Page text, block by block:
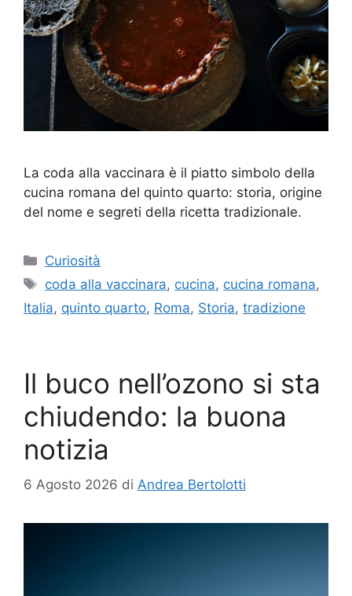
La coda alla vaccinara è il piatto simbolo della
cucina romana del quinto quarto: storia, origine
del nome e segreti della ricetta tradizionale.
Categorie
Curiosità
Tag
coda alla vaccinara, cucina, cucina romana,
Italia, quinto quarto, Roma, Storia, tradizione
Il buco nell’ozono si sta
chiudendo: la buona
notizia
6 Agosto 2026 di Andrea Bertolotti